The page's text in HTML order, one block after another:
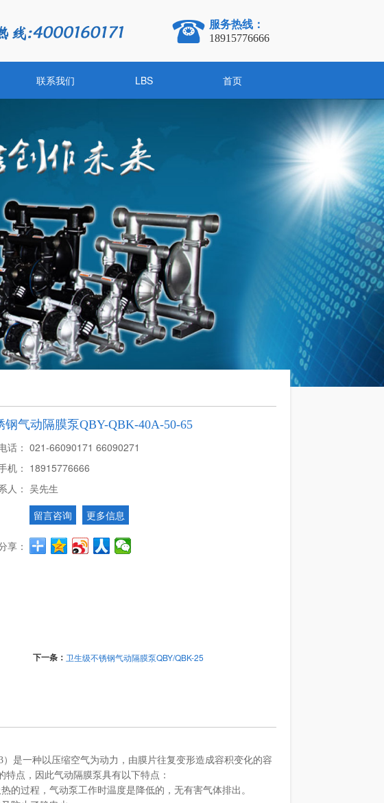
服务热线：
18915776666
联系我们 LBS 首页
钢气动隔膜泵QBY-QBK-40A-50-65
话： 021-66090171 66090271
机： 18915776666
人： 吴先生
留言咨询
更多信息
享：
下一条： 卫生级不锈钢气动隔膜泵QBY/QBK-25
是一种以压缩空气为动力，由膜片往复变形造成容积变化的容
点，因此气动隔膜泵具有以下特点：
的过程，气动泵工作时温度是降低的，无有害气体排出。